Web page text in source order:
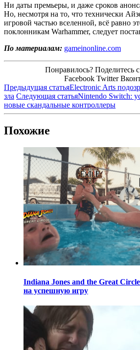
Ни даты премьеры, и даже сроков
Но, несмотря на то, что технически
игровой частью вселенной, всё равно
поклонникам Warhammer, следует
По материалам: gameinonline.com
Понравилось? Поделитесь
Facebook Twitter
Предыдущая статьяElectronic Arts
зла Следующая статьяNintendo Switch:
новые скандальные контроллеры
Похожие
Indiana Jones and the Great
на успешную игру